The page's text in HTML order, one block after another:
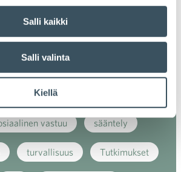
Salli kaikki
Salli valinta
Kiellä
koronavirus koulutus
kuluttajien luottamus
myynti
nuoret
vastuu sääntely
turvallisuus Tutkimukset